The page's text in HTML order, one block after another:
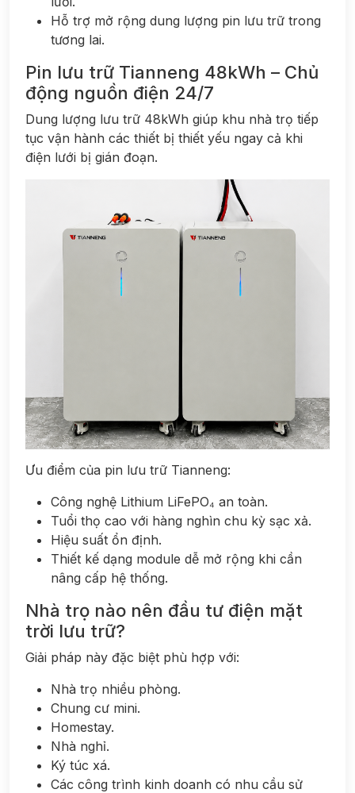
Hỗ trợ mở rộng dung lượng pin lưu trữ trong
tương lai.
Pin lưu trữ Tianneng 48kWh – Chủ
động nguồn điện 24/7
Dung lượng lưu trữ 48kWh giúp khu nhà trọ tiếp
tục vận hành các thiết bị thiết yếu ngay cả khi
điện lưới bị gián đoạn.
Ưu điểm của pin lưu trữ Tianneng:
Công nghệ Lithium LiFePO₄ an toàn.
Tuổi thọ cao với hàng nghìn chu kỳ sạc xả.
Hiệu suất ổn định.
Thiết kế dạng module dễ mở rộng khi cần
nâng cấp hệ thống.
Nhà trọ nào nên đầu tư điện mặt
trời lưu trữ?
Giải pháp này đặc biệt phù hợp với:
Nhà trọ nhiều phòng.
Chung cư mini.
Homestay.
Nhà nghỉ.
Ký túc xá.
Các công trình kinh doanh có nhu cầu sử